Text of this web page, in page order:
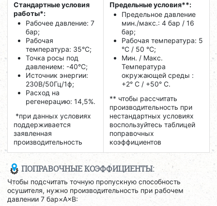
Стандартные условия
работы*:
Рабочее давление: 7
бар;
Рабочая
температура: 35°C;
Точка росы под
давлением: -40°C;
Источник энергии:
230В/50Гц/1ф;
Расход на
регенерацию: 14,5%.
*при данных условиях
поддерживается
заявленная
производительность
Предельные условия**:
Предельное давление
мин./макс.: 4 бар / 16
бар;
Рабочая температура: 5
°C / 50 °C;
Мин. / Макс.
Температура
окружающей среды :
+2° С / +50° C.
** чтобы рассчитать
производительность при
нестандартных условиях
воспользуйтесь таблицей
поправочных
коэффициентов
ПОПРАВОЧНЫЕ КОЭФФИЦИЕНТЫ:
Чтобы подсчитать точную пропускную способность
осушителя, нужно производительность при рабочем
давлении 7 бар×A×B: